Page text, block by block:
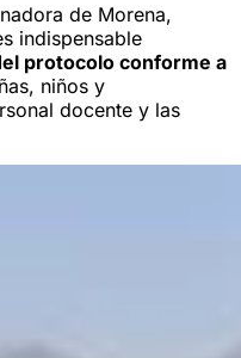
de Morena,
indispensable
protocolo conforme a
niños y
docente y las